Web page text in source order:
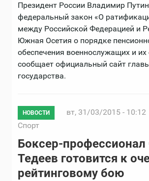
Президент России Владимир
федеральный закон «О
между Российской Федерацией и
Южная Осетия о порядке
обеспечения военнослужащих и их
сообщает официальный сайт
государства.
НОВОСТИ
вт, 31/03/2015 - 10:12
Спорт
Боксер-профессионал
Тедеев готовится к
рейтинговому бою